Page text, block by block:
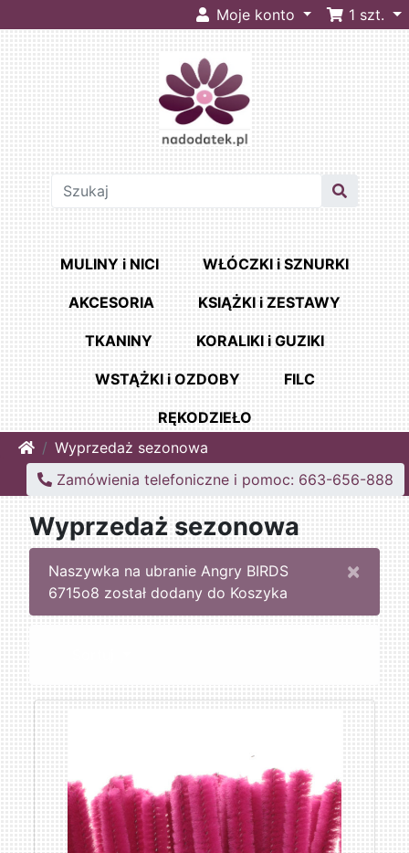
Moje konto 1 szt.
MULINY i NICI WŁÓCZKI i SZNURKI
AKCESORIA KSIĄŻKI i ZESTAWY
TKANINY KORALIKI i GUZIKI
WSTĄŻKI i OZDOBY FILC
RĘKODZIEŁO
HomeWyprzedaż sezonowa
Zamówienia telefoniczne i pomoc: 663-656-888
Wyprzedaż sezonowa
×
Naszywka na ubranie Angry BIRDS
6715o8 został dodany do Koszyka